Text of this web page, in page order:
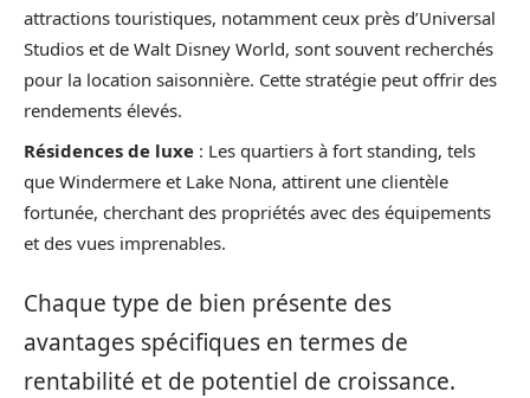
attractions touristiques, notamment ceux près d’Universal
Studios et de Walt Disney World, sont souvent recherchés
pour la location saisonnière. Cette stratégie peut offrir des
rendements élevés.
Résidences de luxe : Les quartiers à fort standing, tels
que Windermere et Lake Nona, attirent une clientèle
fortunée, cherchant des propriétés avec des équipements
et des vues imprenables.
Chaque type de bien présente des
avantages spécifiques en termes de
rentabilité et de potentiel de croissance.